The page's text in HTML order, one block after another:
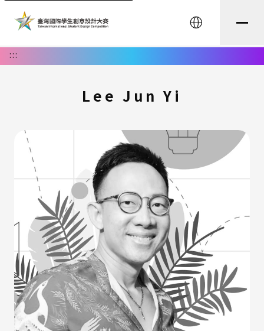
English
:::
Lee Jun Yi